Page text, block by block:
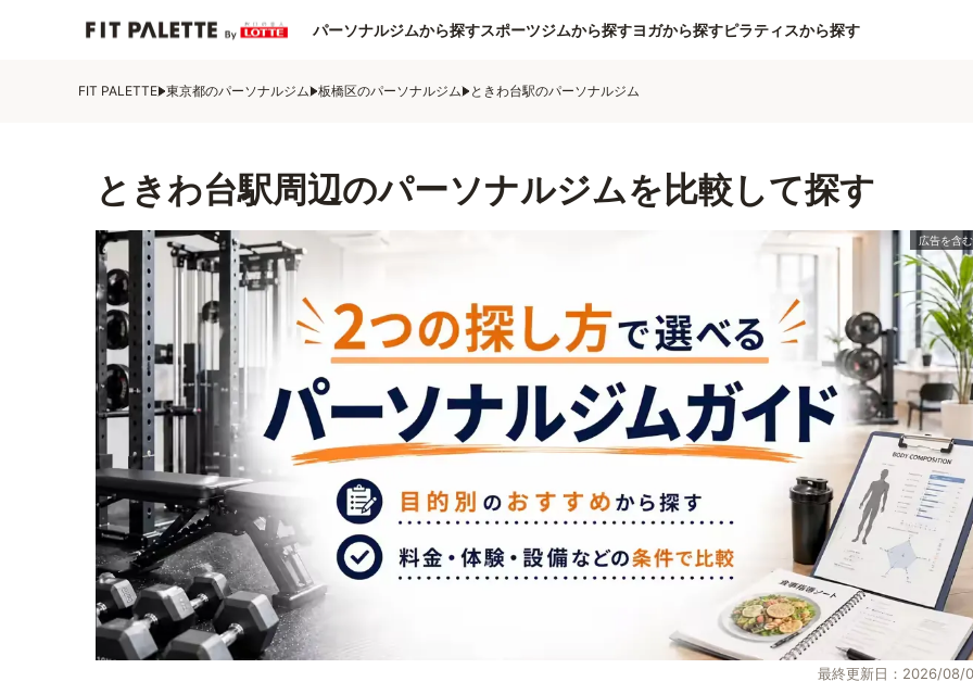
パーソナルジムから探すスポーツジムから探すヨガから探すピラティスから探す
FIT PALETTE 東京都のパーソナルジム 板橋区のパーソナルジム ときわ台駅のパーソナルジム
ときわ台駅周辺のパーソナルジムを比較して探す
最終更新日：2026/08/